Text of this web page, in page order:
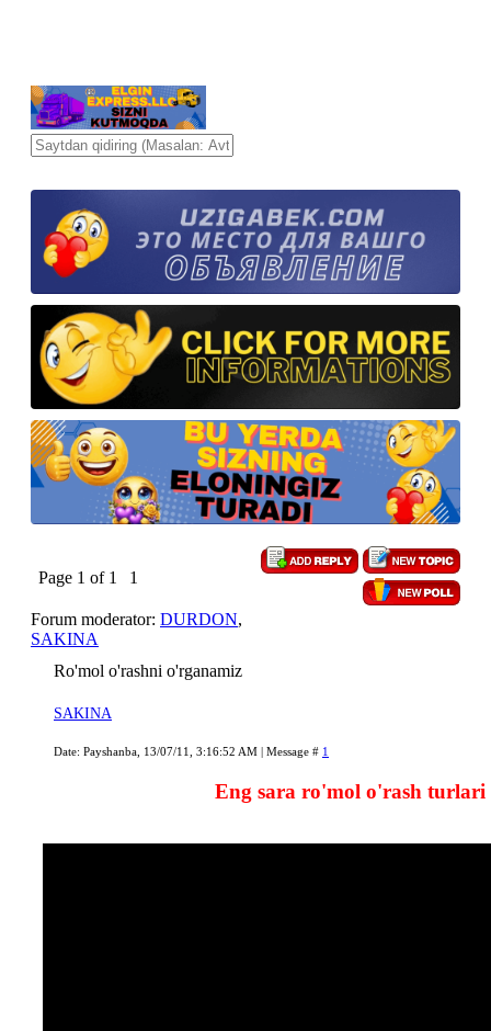
Page 1 of 1 1
Forum moderator: DURDON,
SAKINA
Ro'mol o'rashni o'rganamiz
SAKINA
Date: Payshanba, 13/07/11, 3:16:52 AM | Message # 1
Eng sara ro'mol o'rash turlari